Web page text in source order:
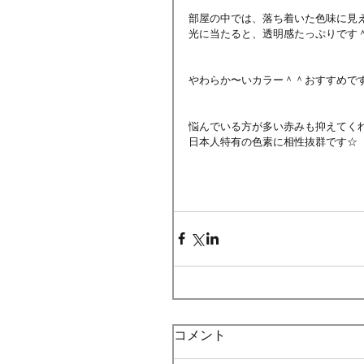
部屋の中では、落ち着いた色味に見
光に当たると、透明感たっぷりです
やわらか〜いカラー＾＾おすすめで
悩んでいる方が多い赤みも抑えてく
日本人特有の色素に相性抜群です☆
コメント